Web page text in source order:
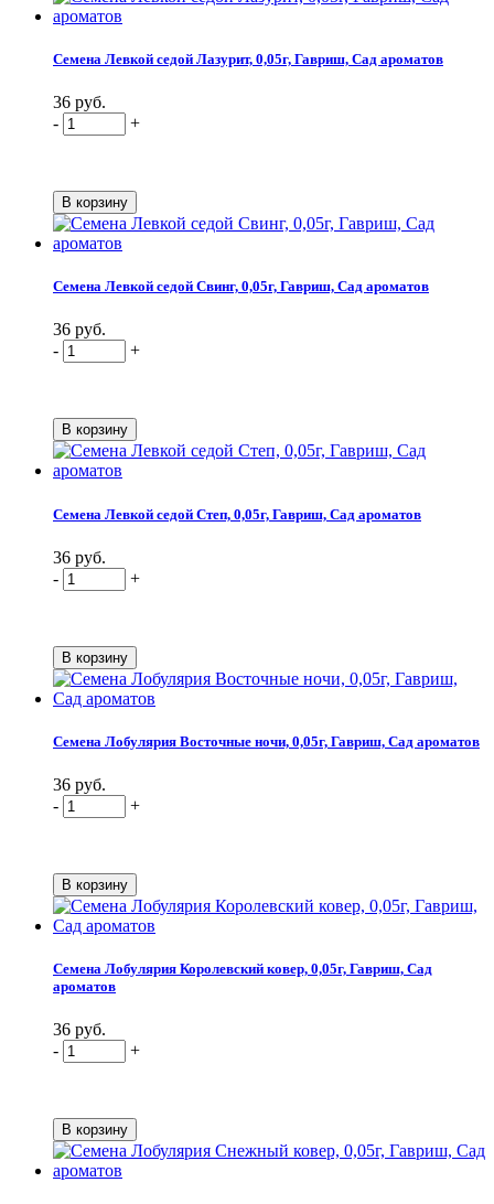
Семена Левкой седой Лазурит, 0,05г, Гавриш, Сад ароматов
36 руб.
-
+
Семена Левкой седой Свинг, 0,05г, Гавриш, Сад ароматов
36 руб.
-
+
Семена Левкой седой Степ, 0,05г, Гавриш, Сад ароматов
36 руб.
-
+
Семена Лобулярия Восточные ночи, 0,05г, Гавриш, Сад ароматов
36 руб.
-
+
Семена Лобулярия Королевский ковер, 0,05г, Гавриш, Сад
ароматов
36 руб.
-
+